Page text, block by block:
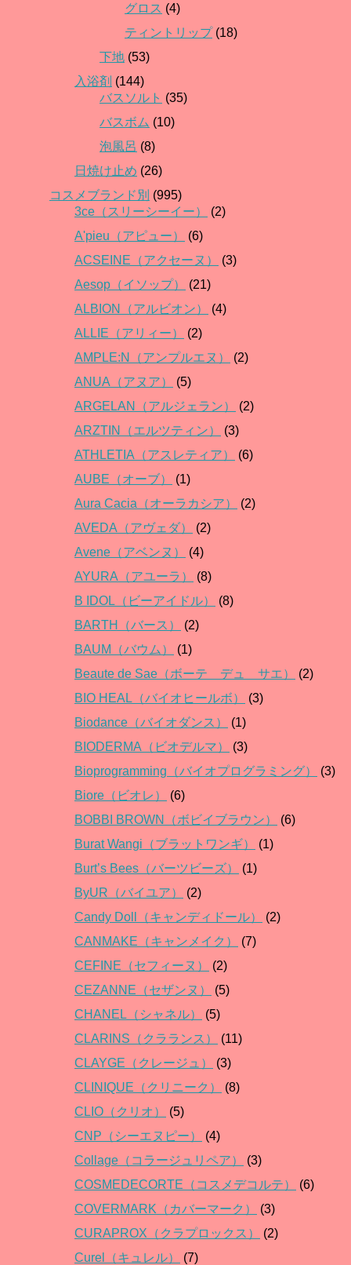
グロス (4)
ティントリップ(18)
下地 (53)
入浴剤 (144)
バスソルト (35)
バスボム (10)
泡風呂 (8)
日焼け止め (26)
コスメブランド別 (995)
3ce（スリーシーイー）
(2)
A'pieu（アピュー）
(6)
ACSEINE（アクセーヌ）
(3)
Aesop（イソップ）
(21)
ALBION（アルビオン）
(4)
ALLIE（アリィー）
(2)
AMPLE:N（アンプルエヌ）
(2)
ANUA（アヌア）
(5)
ARGELAN（アルジェラン）
(2)
ARZTIN（エルツティン）
(3)
ATHLETIA（アスレティア）
(6)
AUBE（オーブ）
(1)
Aura Cacia（オーラカシア）
(2)
AVEDA（アヴェダ）
(2)
Avene（アベンヌ）
(4)
AYURA（アユーラ）
(8)
B IDOL（ビーアイドル）
(8)
BARTH（バース）
(2)
BAUM（バウム）
(1)
Beaute de Sae（ボーテ デュ サエ）
(2)
BIO HEAL（バイオヒールボ）
(3)
Biodance（バイオダンス）
(1)
BIODERMA（ビオデルマ）
(3)
Bioprogramming（バイオプログラミング）
(3)
Biore（ビオレ）
(6)
BOBBI BROWN（ボビイブラウン）
(6)
Burat Wangi（ブラットワンギ）
(1)
Burt’s Bees（バーツビーズ）
(1)
ByUR（バイユア）
(2)
Candy Doll（キャンディドール）
(2)
CANMAKE（キャンメイク）
(7)
CEFINE（セフィーヌ）
(2)
CEZANNE（セザンヌ）
(5)
CHANEL（シャネル）
(5)
CLARINS（クラランス）
(11)
CLAYGE（クレージュ）
(3)
CLINIQUE（クリニーク）
(8)
CLIO（クリオ）
(5)
CNP（シーエヌピー）
(4)
Collage（コラージュリペア）
(3)
COSMEDECORTE（コスメデコルテ）
(6)
COVERMARK（カバーマーク）
(3)
CURAPROX（クラプロックス）
(2)
Curel（キュレル）
(7)